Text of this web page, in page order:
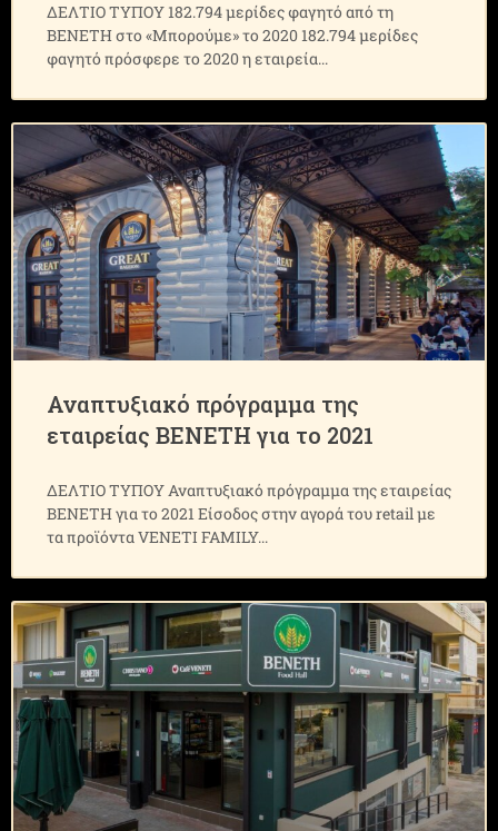
ΔΕΛΤΙΟ ΤΥΠΟΥ 182.794 μερίδες φαγητό από τη
ΒΕΝΕΤΗ στο «Μπορούμε» το 2020 182.794 μερίδες
φαγητό πρόσφερε το 2020 η εταιρεία
Αναπτυξιακό πρόγραμμα της
εταιρείας ΒΕΝΕΤΗ για το 2021
ΔΕΛΤΙΟ ΤΥΠΟΥ Αναπτυξιακό πρόγραμμα της εταιρείας
ΒΕΝΕΤΗ για το 2021 Είσοδος στην αγορά του retail με
τα προϊόντα VENETI FAMILY